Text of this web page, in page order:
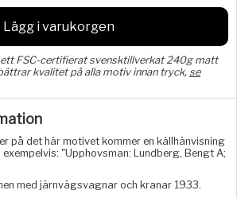
Lägg i varukorgen
FSC-certifierat svensktillverkat 240g matt
kvalitet på alla motiv innan tryck, se
på det här motivet kommer en källhänvisning
"Upphovsman: Lundberg, Bengt A;
med järnvägsvagnar och kranar 1933.